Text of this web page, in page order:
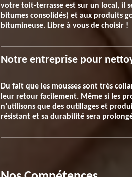
votre toit-terrasse est sur un local, il
bitumes consolidés) et aux produits
bitumineuse. Libre à vous de choisir !
Notre entreprise pour
Du fait que les mousses sont très
leur retour facilement. Même si les
n’utilisons que des outillages et
résistant et sa durabilité sera